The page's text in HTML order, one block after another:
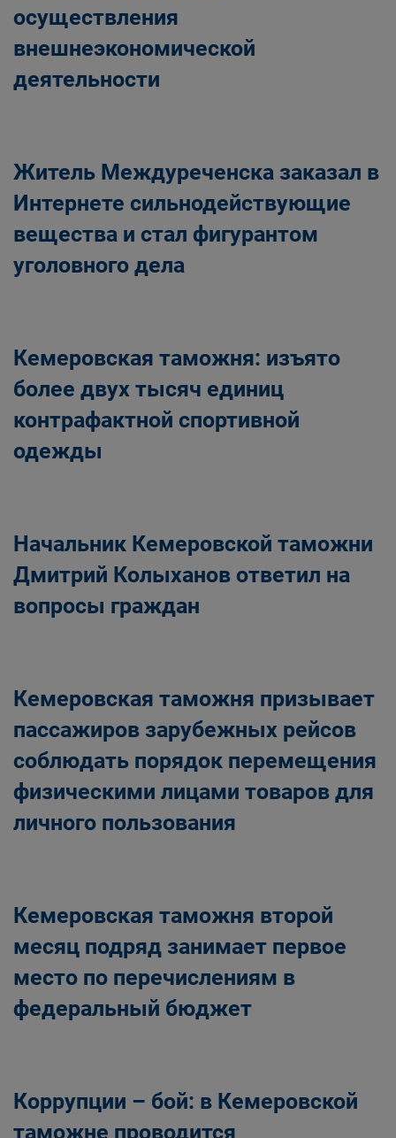
осуществления
внешнеэкономической
деятельности
Житель Междуреченска заказал в
Интернете сильнодействующие
вещества и стал фигурантом
уголовного дела
Кемеровская таможня: изъято
более двух тысяч единиц
контрафактной спортивной
одежды
Начальник Кемеровской таможни
Дмитрий Колыханов ответил на
вопросы граждан
Кемеровская таможня призывает
пассажиров зарубежных рейсов
соблюдать порядок перемещения
физическими лицами товаров для
личного пользования
Кемеровская таможня второй
месяц подряд занимает первое
место по перечислениям в
федеральный бюджет
Коррупции – бой: в Кемеровской
таможне проводится